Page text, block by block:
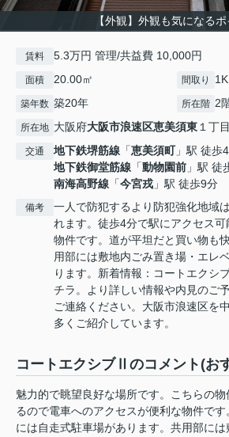
【外観】外観も気になるポ
賃料 5.3万円 管理/共益費 10,000円
面積 20.00㎡ 間取り 1K
築年数 築20年 所在階 2
所在地 大阪府大阪市浪速区恵美須東１丁目
交通 地下鉄堺筋線 「恵美須町」駅 徒歩
地下鉄御堂筋線 「動物園前 」駅 徒
南海高野線 「今宮戎 」駅 徒歩9分
備考
一人で防犯するより防犯強化地域
れます。徒歩4分で駅にアクセス
物件です。道が平坦だと買い物も
用部には敷地内ごみ置き場・エレ
ります。新着情報：コートエクシ
チラ。より詳しい情報や内見のご
ご連絡ください。大阪市浪速区を
多くご紹介しています。
コートエクシブⅡのコメント(お
魅力的で眺望良好な場所です。こちらの
るので電車へのアクセスが便利な物件で
には自走式駐車場があります。共用部に